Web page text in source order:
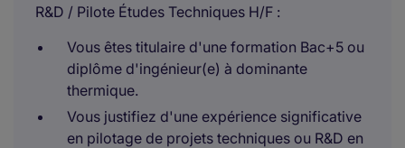
R&D / Pilote Études Techniques H/F :
Vous êtes titulaire d'une formation Bac+5 ou
diplôme d'ingénieur(e) à dominante
thermique.
Vous justifiez d'une expérience significative
en pilotage de projets techniques ou R&D en